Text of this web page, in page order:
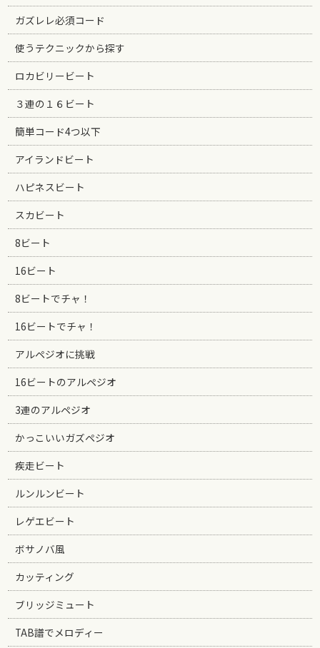
ガズレレ必須コード
使うテクニックから探す
ロカビリービート
３連の１６ビート
簡単コード4つ以下
アイランドビート
ハピネスビート
スカビート
8ビート
16ビート
8ビートでチャ！
16ビートでチャ！
アルペジオに挑戦
16ビートのアルペジオ
3連のアルペジオ
かっこいいガズペジオ
疾走ビート
ルンルンビート
レゲエビート
ボサノバ風
カッティング
ブリッジミュート
TAB譜でメロディー